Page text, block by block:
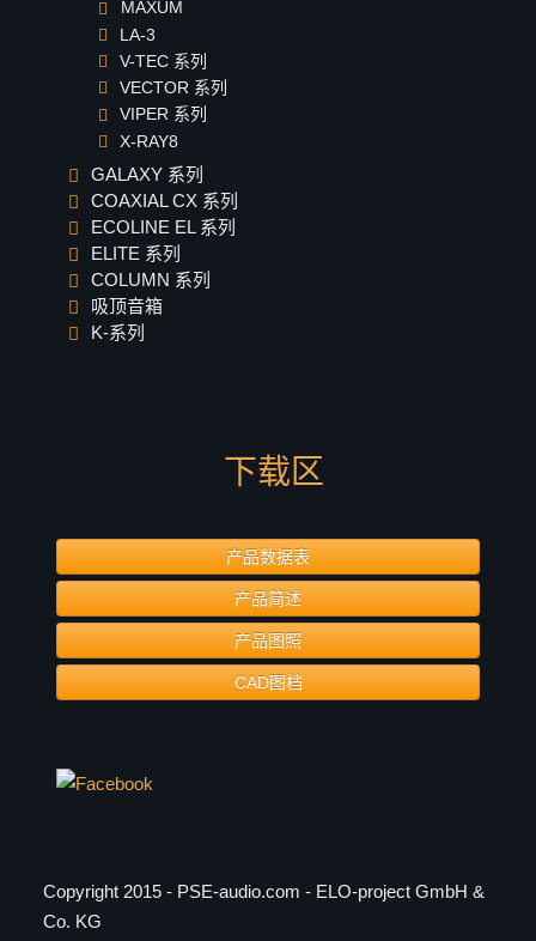
MAXUM
LA-3
V-TEC 系列
VECTOR 系列
VIPER 系列
X-RAY8
GALAXY 系列
COAXIAL CX 系列
ECOLINE EL 系列
ELITE 系列
COLUMN 系列
吸顶音箱
K-系列
下载区
产品数据表
产品简述
产品图照
CAD图档
Copyright 2015 - PSE-audio.com - ELO-project GmbH &
Co. KG